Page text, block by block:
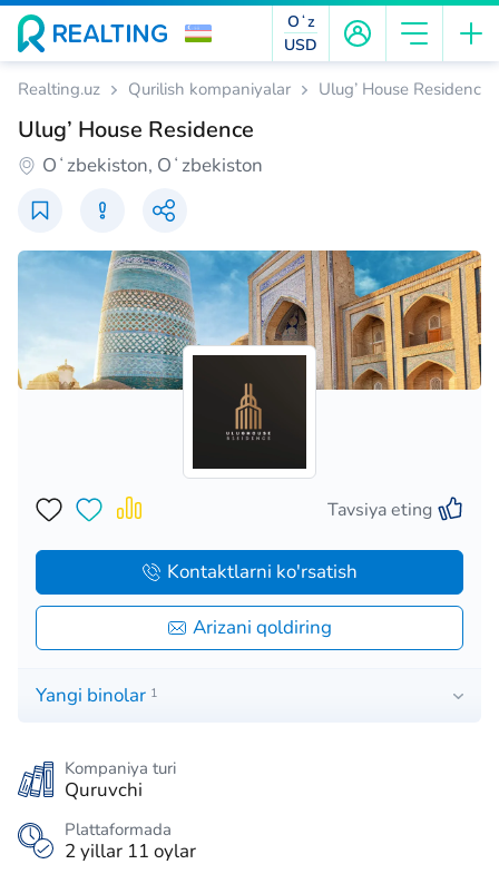
Oʻz
USD
Realting.uz Qurilish kompaniyalar Ulug’ House Residence
Ulug’ House Residence
Oʻzbekiston, Oʻzbekiston
Tavsiya eting
Arizani qoldiring
Kontaktlarni ko'rsatish
Yangi binolar 1
Kompaniya turi
Quruvchi
Plattaformada
2 yillar 11 oylar